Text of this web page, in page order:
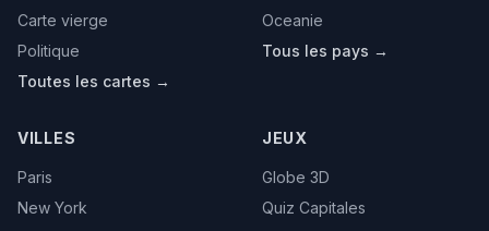
Carte vierge
Politique
Toutes les cartes →
Oceanie
Tous les pays →
VILLES
Paris
New York
JEUX
Globe 3D
Quiz Capitales